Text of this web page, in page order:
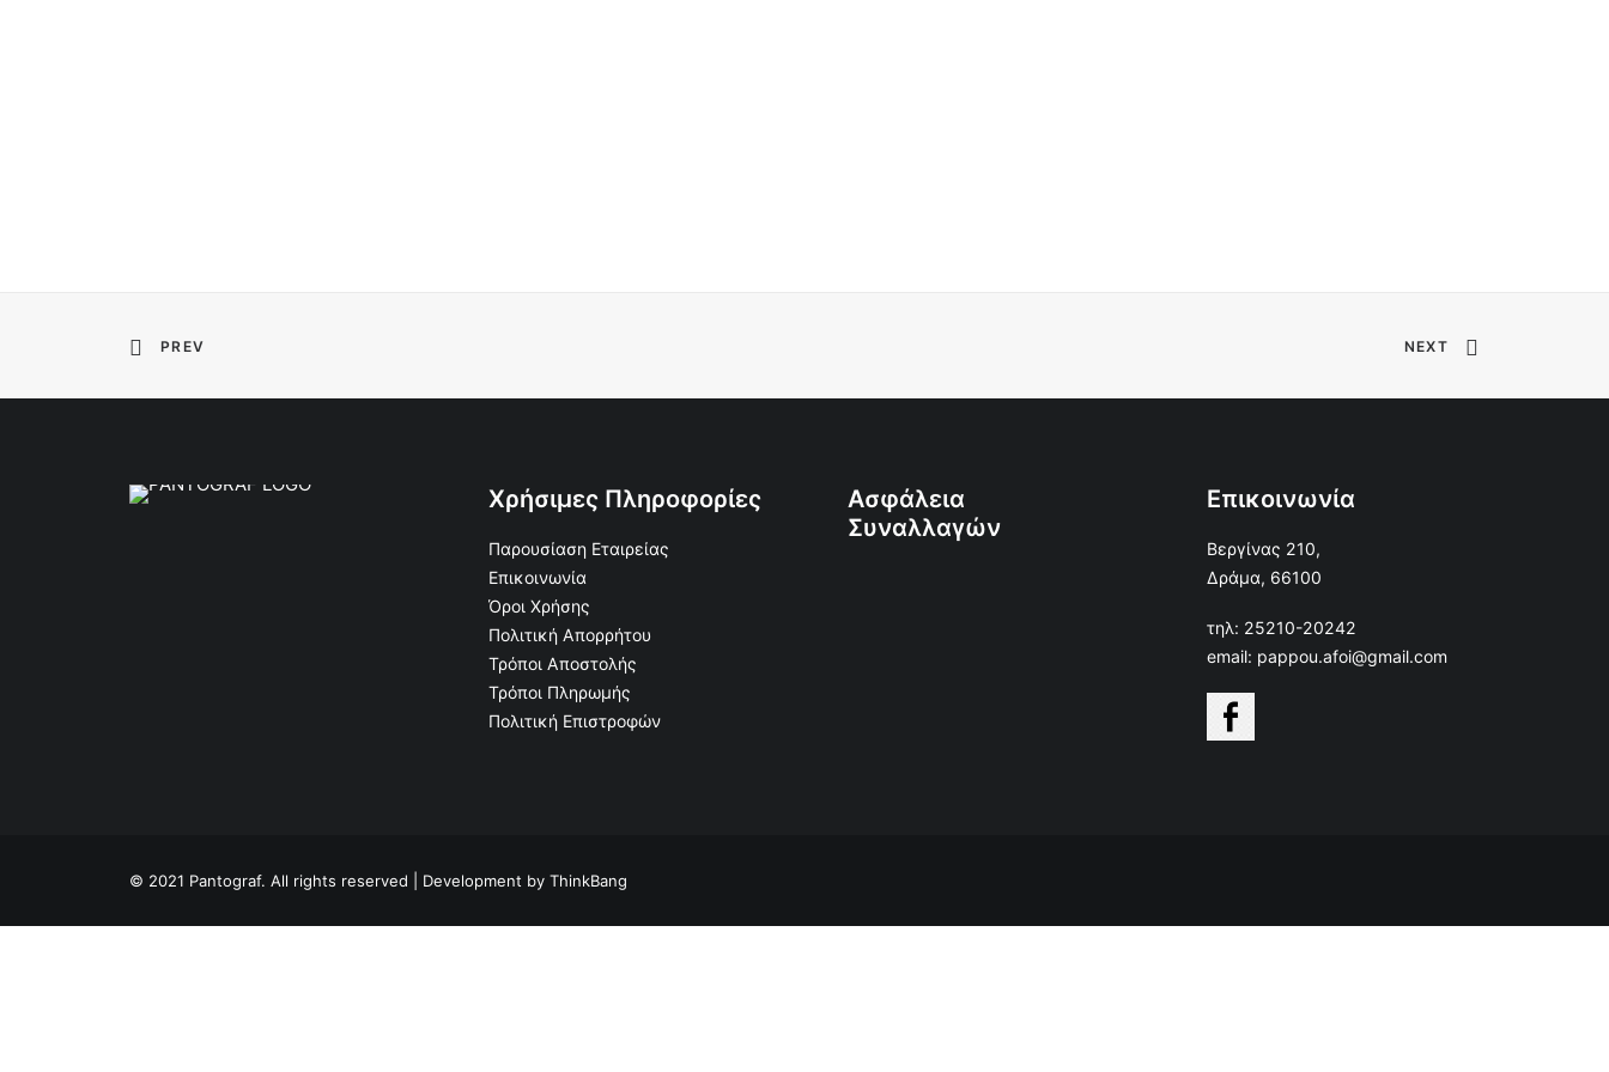
PREV NEXT
Χρήσιμες Πληροφορίες
Παρουσίαση Εταιρείας
Επικοινωνία
Όροι Χρήσης
Πολιτική Απορρήτου
Τρόποι Αποστολής
Τρόποι Πληρωμής
Πολιτική Επιστροφών
Ασφάλεια
Συναλλαγών
Επικοινωνία
Βεργίνας 210,
Δράμα, 66100
τηλ: 25210-20242
email: pappou.afoi@gmail.com
© 2021 Pantograf. All rights reserved | Development by ThinkBang